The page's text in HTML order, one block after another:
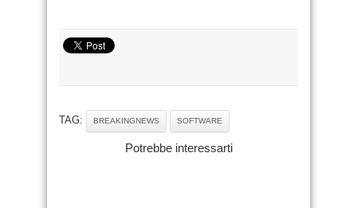
TAG: BREAKINGNEWS SOFTWARE
Potrebbe interessarti